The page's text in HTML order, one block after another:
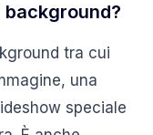
background?
tra cui
una
speciale